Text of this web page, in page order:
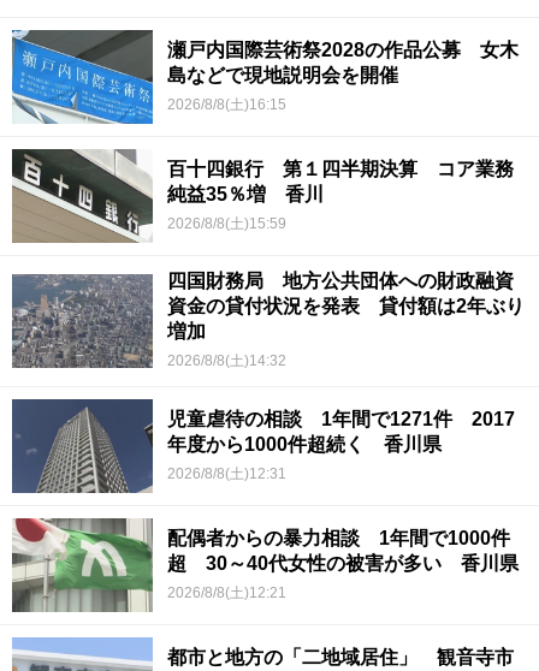
瀬戸内国際芸術祭2028の作品公募 女木
島などで現地説明会を開催
2026/8/8(土)16:15
百十四銀行 第１四半期決算 コア業務
純益35％増 香川
2026/8/8(土)15:59
四国財務局 地方公共団体への財政融資
資金の貸付状況を発表 貸付額は2年ぶり
増加
2026/8/8(土)14:32
児童虐待の相談 1年間で1271件 2017
年度から1000件超続く 香川県
2026/8/8(土)12:31
配偶者からの暴力相談 1年間で1000件
超 30～40代女性の被害が多い 香川県
2026/8/8(土)12:21
都市と地方の「二地域居住」 観音寺市